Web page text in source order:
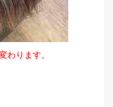
わります。